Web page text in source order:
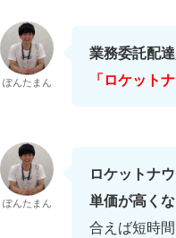
ぽんたまん
業務委託配
「ロケットナ
ぽんたまん
ロケットナ
単価が高く
合えば短時